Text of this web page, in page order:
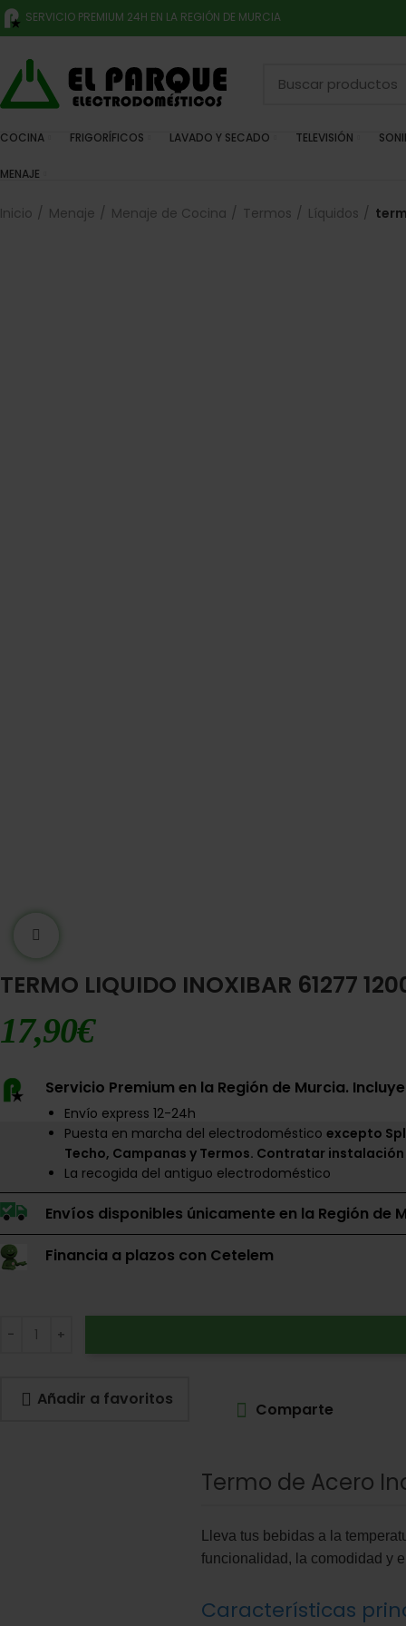
SERVICIO PREMIUM 24H EN LA REGIÓN DE MURCIA
COCINA FRIGORÍFICOS LAVADO Y SECADO TELEVISIÓN
MENAJE
Inicio Menaje Menaje de Cocina Termos Líquidos
TERMO LIQUIDO INOXIBAR 61277
17,90€
Servicio Premium en la Región de Murcia.
Envío express 12-24h
Puesta en marcha del electrodoméstico excepto
Techo, Campanas y Termos. Contratar
La recogida del antiguo electrodoméstico
Envíos disponibles únicamente en la Región de
Financia a plazos con Cetelem
Añadir a favoritos
Comparte
Termo de Acero
Lleva tus bebidas a la
funcionalidad, la comodidad y
Características